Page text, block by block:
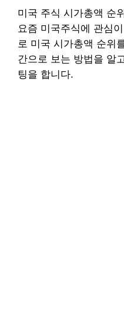
미국 주식 시가총액 순
요즘 미국주식에 관심
로 미국 시가총액 순위
간으로 보는 방법을 알
팅을 합니다.